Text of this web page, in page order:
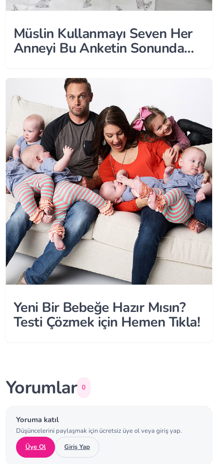
Müslin Kullanmayı Seven Her
Anneyi Bu Anketin Sonunda
Yeni Bir Bebeğe Hazır Mısın?
Testi Çözmek için Hemen Tıkla!
Yorumlar 0
Yoruma katıl
Düşüncelerini paylaşmak için ücretsiz üye ol veya giriş yap.
Üye Ol
Giriş Yap